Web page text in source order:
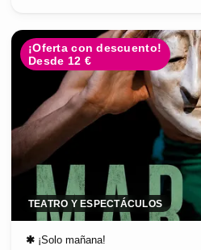
¡Oferta con descuento!
Desde 12 €
TEATRO Y ESPECTÁCULOS
✱ ¡Solo mañana!